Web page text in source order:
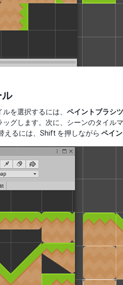
を選択するには、 ペイントブラシ
グします。次に、シーンのタイル
えるには、Shift を押しながら ペイ